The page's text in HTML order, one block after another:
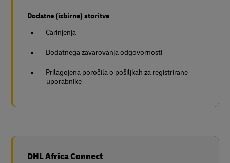
Dodatne (izbirne) storitve
Carinjenja
Dodatnega zavarovanja odgovornosti
Prilagojena poročila o pošiljkah za registrirane
uporabnike
DHL Africa Connect